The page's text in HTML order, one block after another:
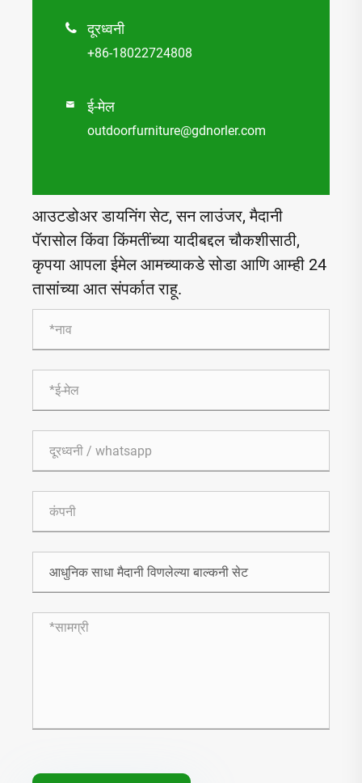
 दूरध्वनी
+86-18022724808
 ई-मेल
outdoorfurniture@gdnorler.com
आउटडोअर डायनिंग सेट, सन लाउंजर, मैदानी
पॅरासोल किंवा किंमतींच्या यादीबद्दल चौकशीसाठी,
कृपया आपला ईमेल आमच्याकडे सोडा आणि आम्ही 24
तासांच्या आत संपर्कात राहू.